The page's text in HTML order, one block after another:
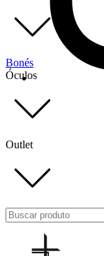
Bonés
Óculos
Outlet